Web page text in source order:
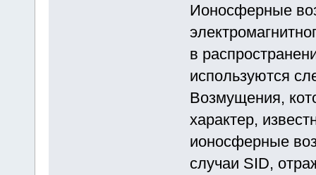
Ионосферные
в
используются
Возмущения,
характер,
ионосферные
случаи SID,